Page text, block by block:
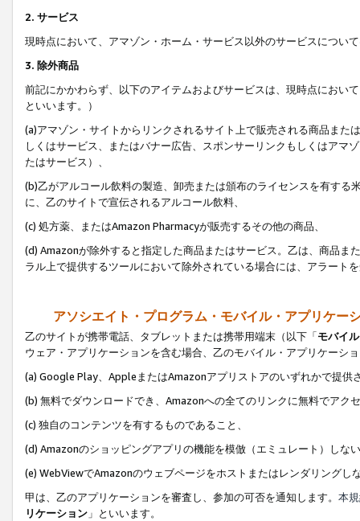
2. サービス
現時点において、アマゾン・ホーム・サービス以外のサービスについ
3. 除外商品
前記にかかわらず、以下のアイテムおよびサービスは、現時点におい
といいます。）
(a)アマゾン・サイトからリンクされるサイト上で販売される商品ま
しくはサービス、またはバナー広告、スポンサーリンクもしくはアマ
たはサービス）、
(b)乙がアルコール飲料の製造、卸売または頒布のライセンスを有す
に、乙のサイトで宣伝されるアルコール飲料、
(c) 処方薬、またはAmazon Pharmacyが販売するその他の商品、
(d) Amazonが除外すると指定した商品またはサービス。乙は、商品ま
ラル上で提供するツールにおいて除外されている場合には、アラート
アソシエイト・プログラム・モバイル・アプリケー
乙のサイトが携帯電話、タブレットまたは携帯用端末（以下「モバイ
ウェア・アプリケーションを含む場合、乙のモバイル・アプリケーシ
(a) Google Play、AppleまたはAmazonアプリストアのいずれかで提供
(b) 無料でダウンロードでき、Amazonへの全てのリンクに無料でアク
(c) 独自のコンテンツを有するものであること、
(d) Amazonのショッピングアプリの機能を模倣（エミュレート）しな
(e) WebViewでAmazonのウェブページをホストまたはレンダリングし
甲は、乙のアプリケーションを審査し、参加の可否を通知します。 本
リケーション 」といいます。